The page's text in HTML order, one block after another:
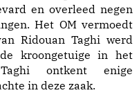
en overleed negen
Het OM vermoedt
Ridouan Taghi werd
kroongetuige in het
ontkent enige
in deze zaak.